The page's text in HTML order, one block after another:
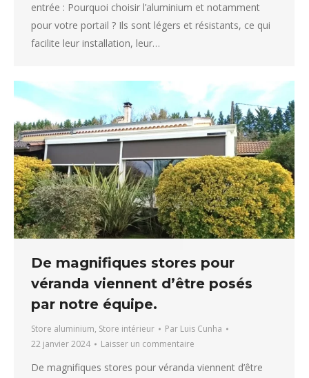
entrée : Pourquoi choisir l’aluminium et notamment
pour votre portail ? Ils sont légers et résistants, ce qui
facilite leur installation, leur…
De magnifiques stores pour
véranda viennent d’être posés
par notre équipe.
Store aluminium, Store intérieur Par Luis Cunha
22 janvier 2024
Laisser un commentaire
De magnifiques stores pour véranda viennent d’être